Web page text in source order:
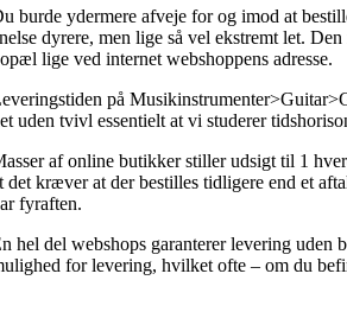
burde ydermere afveje for og imod at
dyrere, men lige så vel ekstremt let.
lige ved internet webshoppens adresse.
på
uden tvivl essentielt at vi studerer
af online butikker stiller udsigt til 1
det kræver at der bestilles tidligere end et
fyraften.
hel del webshops garanterer levering
for levering, hvilket ofte – om du